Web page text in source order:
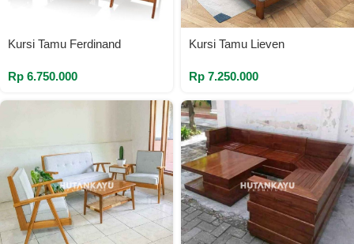
Kursi Tamu Ferdinand
Rp 6.750.000
Kursi Tamu Lieven
Rp 7.250.000